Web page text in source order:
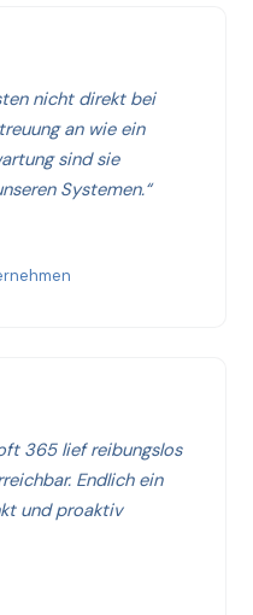
nicht direkt bei
an wie ein
sind sie
Systemen.“
365 lief reibungslos
Endlich ein
und proaktiv